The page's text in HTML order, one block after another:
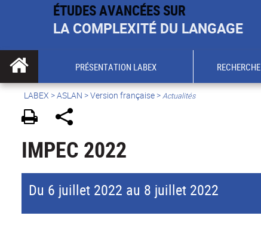
ÉTUDES AVANCÉES SUR
LA COMPLEXITÉ DU LANGAGE
PRÉSENTATION LABEX RECHERCHE
LABEX >ASLAN >Version française>Actualités
IMPEC 2022
Du 6 juillet 2022 au 8 juillet 2022